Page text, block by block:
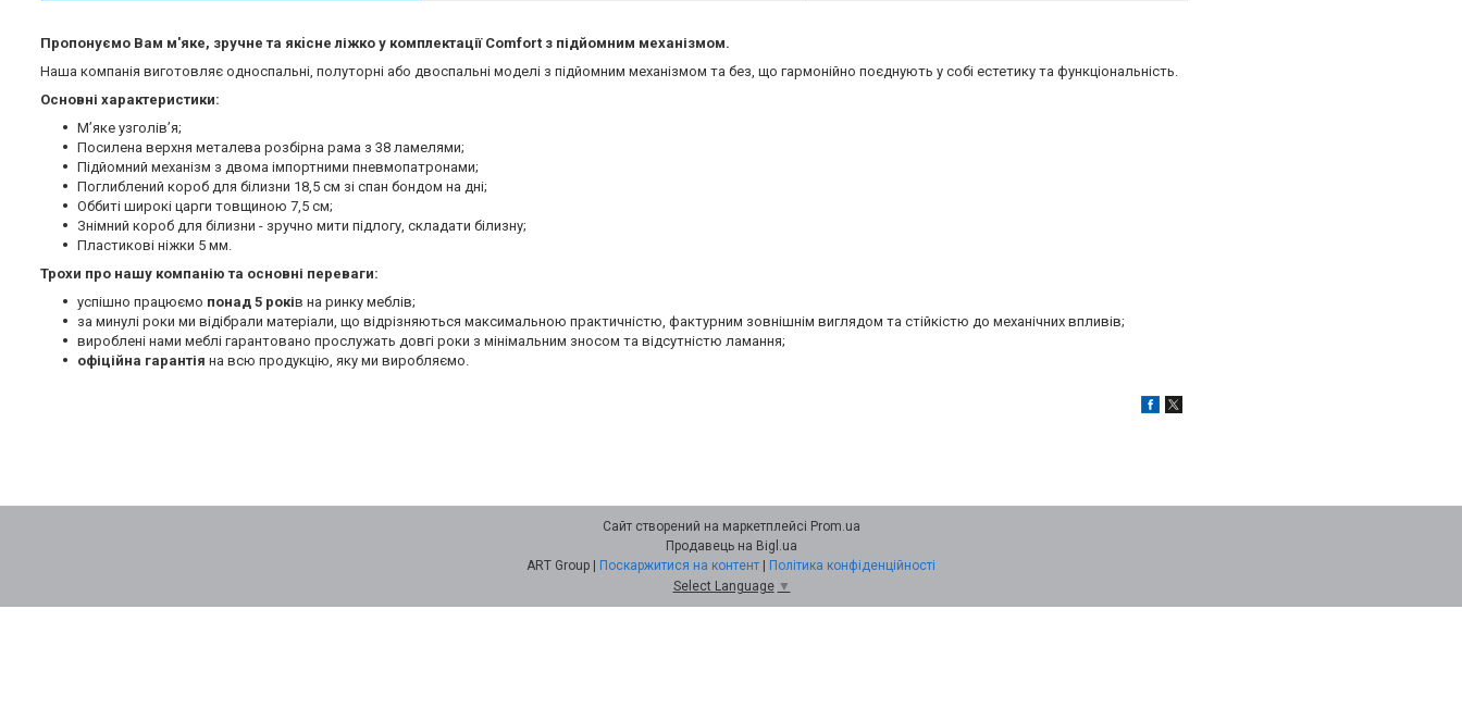
Пропонуємо Вам м'яке, зручне та якiсне ліжко у комплектації Comfort з підйомним механізмом.
Наша компанія виготовляє односпальні, полуторні або двоспальні моделі з підйомним механізмом та без, що гармонійно поєднують у собі естетику та функціональність.
Основні характеристики:
М’яке узголів’я;
Посилена верхня металева розбірна рама з 38 ламелями;
Підйомний механізм з двома імпортними пневмопатронами;
Поглиблений короб для білизни 18,5 см зі спан бондом на дні;
Оббиті широкі царги товщиною 7,5 см;
Знімний короб для білизни - зручно мити підлогу, складати білизну;
Пластикові ніжки 5 мм.
Трохи про нашу компанію та основні переваги:
успішно працюємо понад 5 років на ринку меблів;
за минулі роки ми відібрали матеріали, що відрізняються максимальною практичністю, фактурним зовнішнім виглядом та стійкістю до механічних впливів;
вироблені нами меблі гарантовано прослужать довгі роки з мінімальним зносом та відсутністю ламання;
офіційна гарантія на всю продукцію, яку ми виробляємо.
Сайт створений на маркетплейсі Prom.ua
Продавець на Bigl.ua
Поскаржитися на контент
Політика конфіденційності
Select Language ▼